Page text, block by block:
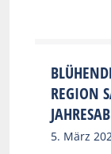
REGION
5. März